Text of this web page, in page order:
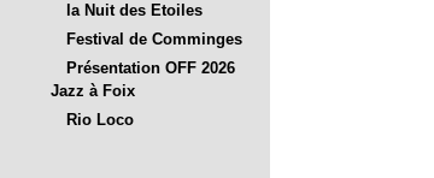
la Nuit des Etoiles
Festival de Comminges
Présentation OFF 2026
Jazz à Foix
Rio Loco